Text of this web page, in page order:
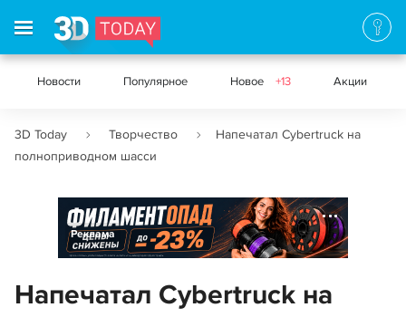
Новости Популярное Новое +13 Акции
3D Today Творчество
Напечатал Cybertruck на
полноприводном шасси
Реклама
Напечатал Cybertruck на